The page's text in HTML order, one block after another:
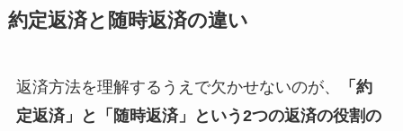
約定返済と随時返済の違い
返済方法を理解するうえで欠かせないのが、
「約
定返済」と「随時返済」という2つの返済の役割の